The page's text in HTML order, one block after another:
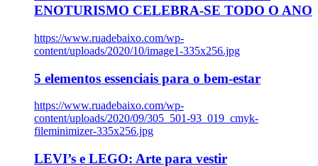
ENOTURISMO CELEBRA-SE TODO O ANO
https://www.ruadebaixo.com/wp-
content/uploads/2020/10/image1-335x256.jpg
5 elementos essenciais para o bem-estar
https://www.ruadebaixo.com/wp-
content/uploads/2020/09/305_501-93_019_cmyk-
fileminimizer-335x256.jpg
LEVI’s e LEGO: Arte para vestir